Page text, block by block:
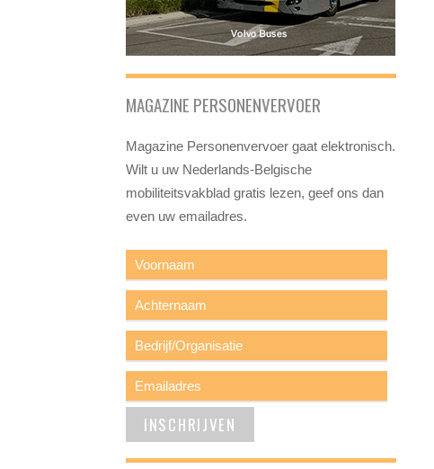
MAGAZINE PERSONENVERVOER
Magazine Personenvervoer gaat elektronisch.
Wilt u uw Nederlands-Belgische
mobiliteitsvakblad gratis lezen, geef ons dan
even uw emailadres.